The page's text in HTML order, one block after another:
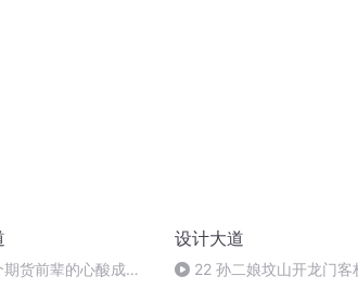
期货前辈的心酸成长
设计大道
22 孙二娘坟山开龙门客